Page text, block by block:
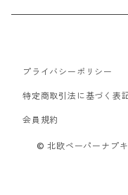
ワックスペーパー
デコパージュ用品
食べ物・フルーツ・野菜
食器・カトラリー柄
カクテルサイズ
ランチサイズ
カクテルサイズ
ドイツ製 ti-flair/ティー
ランチサイズ
ドイツ製 PAW/パウ
デコパージュはさみ
3Dデコパージュ
トレイ
ポスター・カレンダー
北欧雑貨
デコパージュ用品
プライバシーポリシー
特定商取引法に基づく表
会員規約
© 北欧ペーパーナプキ